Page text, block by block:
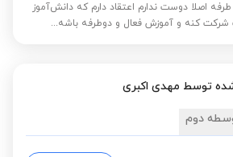
اصلا دوست ندارم اعتقاد دارم که دانش‌آموز
شرکت کنه و آموزش فعال و دوطرفه باشه...
توسط مهدی اکبری
دوم